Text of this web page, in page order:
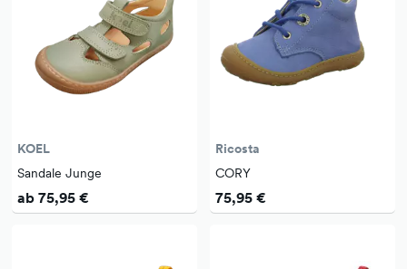
KOEL
Sandale Junge
ab 75,95 €
Ricosta
CORY
75,95 €